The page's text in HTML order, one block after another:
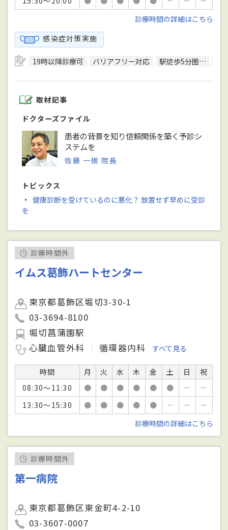
診療時間の詳細はこちら
感染症対策実施
19時以降診療可 バリアフリー対応 駅徒歩5分圏内
取材記事
ドクターズファイル
患者の背景を知り信頼関係を築く予診シ
ステムを
佐藤 一樹 院長
トピックス
・ 健康診断を受けているのに悪化？ 放置せず早めに受診
を
診療時間外
イムス葛飾ハートセンター
東京都葛飾区堀切3-30-1
03-3694-8100
堀切菖蒲園駅
心臓血管外科
循環器内科 すべて見る
時間 月 火 水 木 金 土 日
祝
08:30～11:30
● ● ● ● ● ● －
－
13:30～15:30
● ● ● ● ● － －
－
診療時間の詳細はこちら
診療時間外
第一病院
東京都葛飾区東金町4-2-10
03-3607-0007